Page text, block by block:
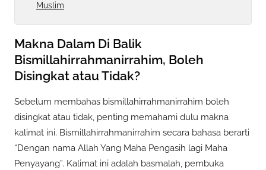
Muslim
Makna Dalam Di Balik
Bismillahirrahmanirrahim, Boleh
Disingkat atau Tidak?
Sebelum membahas bismillahirrahmanirrahim boleh
disingkat atau tidak, penting memahami dulu makna
kalimat ini. Bismillahirrahmanirrahim secara bahasa berarti
“Dengan nama Allah Yang Maha Pengasih lagi Maha
Penyayang”. Kalimat ini adalah basmalah, pembuka